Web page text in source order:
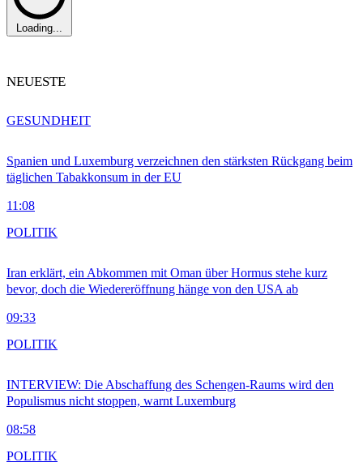
Loading...
NEUESTE
Spanien und Luxemburg verzeichnen den stärksten Rückgang beim
täglichen Tabakkonsum in der EU
11:08
GESUNDHEIT
Iran erklärt, ein Abkommen mit Oman über Hormus stehe kurz
bevor, doch die Wiedereröffnung hänge von den USA ab
09:33
POLITIK
INTERVIEW: Die Abschaffung des Schengen-Raums wird den
Populismus nicht stoppen, warnt Luxemburg
08:58
POLITIK
POLITIK